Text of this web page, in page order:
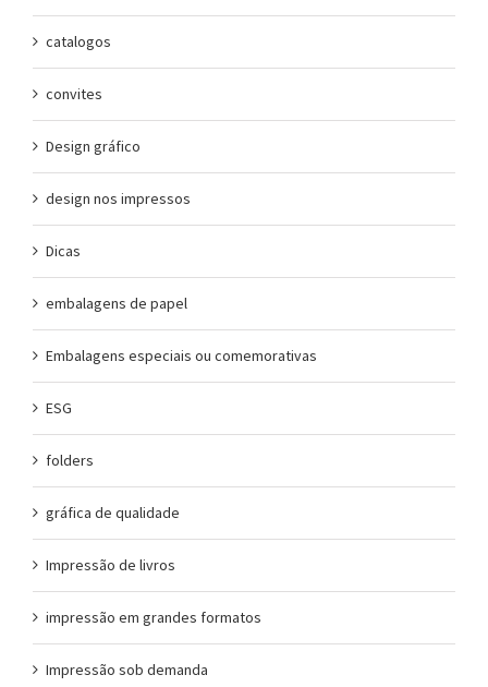
catalogos
convites
Design gráfico
design nos impressos
Dicas
embalagens de papel
Embalagens especiais ou comemorativas
ESG
folders
gráfica de qualidade
Impressão de livros
impressão em grandes formatos
Impressão sob demanda